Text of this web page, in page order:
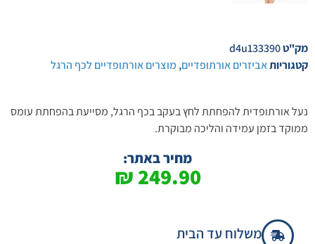
מק"טd4u133390
קטגוריותאביזרים אורתופדיים,מוצרים אורתופדיים לכף הרגל
נעל אורתופדית להפחתת לחץ בעקב בכף הרגל, מסייעת בהפחתת עומס
ממוקד בזמן עמידה והליכה מבוקרת.
מחיר באתר:
249.90
₪
משלוח עד הבית